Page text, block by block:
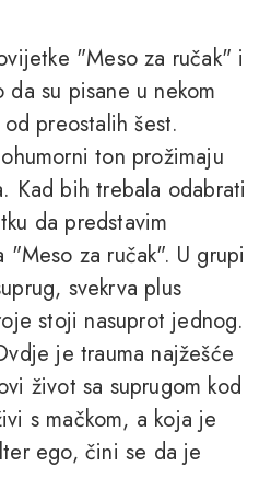
"Meso za ručak" i
su pisane u nekom
preostalih šest.
ton prožimaju
Kad bih trebala odabrati
da predstavim
"Meso za ručak". U grupi
svekrva plus
stoji nasuprot jednog.
je trauma najžešće
život sa suprugom kod
s mačkom, a koja je
ego, čini se da je